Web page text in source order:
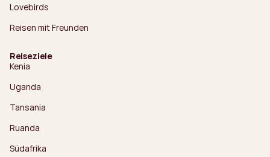
Lovebirds
Reisen mit Freunden
Reiseziele
Kenia
Uganda
Tansania
Ruanda
Südafrika